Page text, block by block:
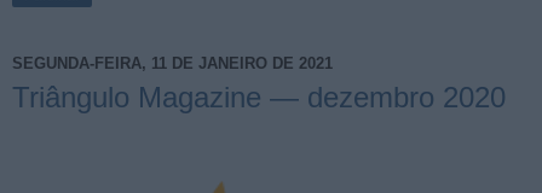
SEGUNDA-FEIRA, 11 DE JANEIRO DE 2021
Triângulo Magazine — dezembro 2020